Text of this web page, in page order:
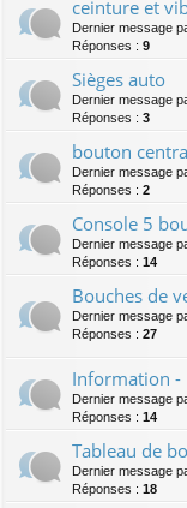
ceinture et
Dernier message
Réponses : 9
Sièges auto
Dernier message
Réponses : 3
bouton
Dernier message
Réponses : 2
Console 5
Dernier message
Réponses : 14
Bouches de
Dernier message
Réponses : 27
Information -
Dernier message
Réponses : 14
Tableau de
Dernier message
Réponses : 18